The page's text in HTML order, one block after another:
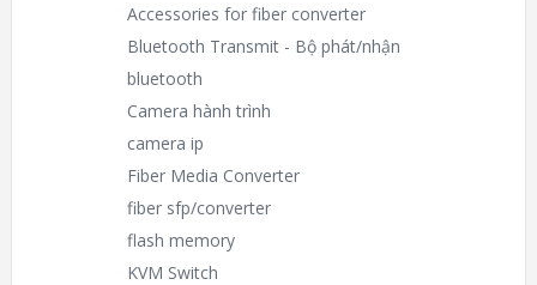
Accessories for fiber converter
Bluetooth Transmit - Bộ phát/nhận
bluetooth
Camera hành trình
camera ip
Fiber Media Converter
fiber sfp/converter
flash memory
KVM Switch